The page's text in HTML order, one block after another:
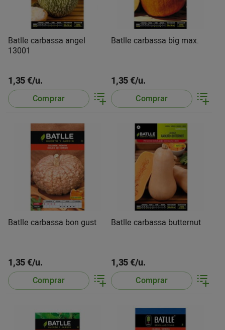
Batlle carbassa angel
13001
1,35 €/u.
Comprar
Batlle carbassa big max.
1,35 €/u.
Comprar
Batlle carbassa bon gust
1,35 €/u.
Comprar
Batlle carbassa butternut
1,35 €/u.
Comprar